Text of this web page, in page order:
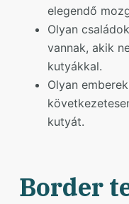
elegendő
Olyan
vannak, akik
kutyákkal.
Olyan
kutyát.
Border